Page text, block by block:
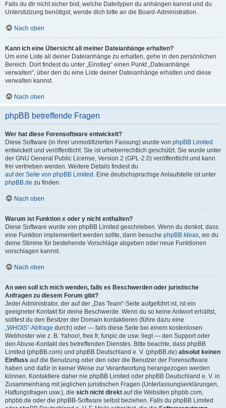
Falls du dir nicht sicher bist, welche Dateitypen du anhängen kannst und du
Unterstützung benötigst, wende dich bitte an die Board-Administration.
Nach oben
Kann ich eine Übersicht all meiner Dateianhänge erhalten?
Um eine Liste all deiner Dateianhänge zu erhalten, gehe in den persönlichen
Bereich. Dort findest du unter „Einstieg“ einen Punkt „Dateianhänge
verwalten“, über den du eine Liste deiner Dateianhänge erhalten und diese
verwalten kannst.
Nach oben
phpBB betreffende Fragen
Wer hat diese Forensoftware entwickelt?
Diese Software (in ihrer unmodifizierten Fassung) wurde von phpBB Limited
entwickelt und veröffentlicht. Sie ist urheberrechtlich geschützt. Sie wurde unter
der GNU General Public License, Version 2 (GPL-2.0) veröffentlicht und kann
frei vertrieben werden. Weitere Details findest du
auf der Seite von phpBB Limited . Eine deutschsprachige Anlaufstelle ist unter
phpBB.de zu finden.
Nach oben
Warum ist Funktion x oder y nicht enthalten?
Diese Software wurde von phpBB Limited geschrieben. Wenn du denkst, dass
eine Funktion implementiert werden sollte, dann besuche phpBB Ideas, wo du
deine Stimme für bestehende Vorschläge abgeben oder neue Funktionen
vorschlagen kannst.
Nach oben
An wen soll ich mich wenden, falls es Beschwerden oder juristische
Anfragen zu diesem Forum gibt?
Jeder Administrator, der auf der „Das Team“-Seite aufgeführt ist, ist ein
geeigneter Kontakt für deine Beschwerde. Wenn du so keine Antwort erhältst,
solltest du den Besitzer der Domain kontaktieren (führe dazu eine
„WHOIS“-Abfrage durch) oder — falls diese Seite bei einem kostenlosen
Webhoster wie z. B. Yahoo!, free.fr, funpic.de usw. liegt — den Support oder
den Abuse-Kontakt des betreffenden Dienstes. Bitte beachte, dass phpBB
Limited (phpBB.com) und phpBB Deutschland e. V. (phpBB.de) absolut keinen
Einfluss auf die Benutzung oder den oder die Benutzer der Forensoftware
haben und dafür in keiner Weise zur Verantwortung herangezogen werden
können. Kontaktiere daher nie phpBB Limited oder phpBB Deutschland e. V. in
Zusammenhang mit jeglichen juristischen Fragen (Unterlassungserklärungen,
Haftungsfragen usw.), die sich nicht direkt auf die Websiten phpbb.com,
phpbb.de oder die phpBB-Software selbst beziehen. Falls du phpBB Limited